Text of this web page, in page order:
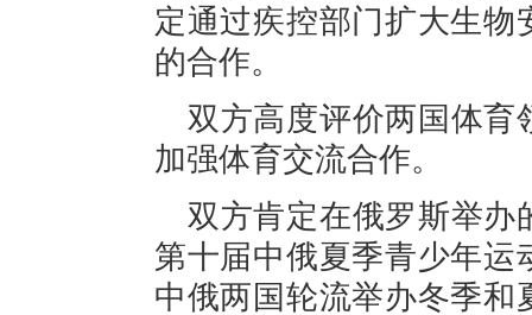
定通过疾控部门扩大生
的合作。
双方高度评价两国体育
加强体育交流合作。
双方肯定在俄罗斯举办
第十届中俄夏季青少年运
中俄两国轮流举办冬季和